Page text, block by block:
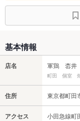
基本情報
店名 軍鶏 枩井
町田 個室
住所 東京都町
アクセス 小田急線町